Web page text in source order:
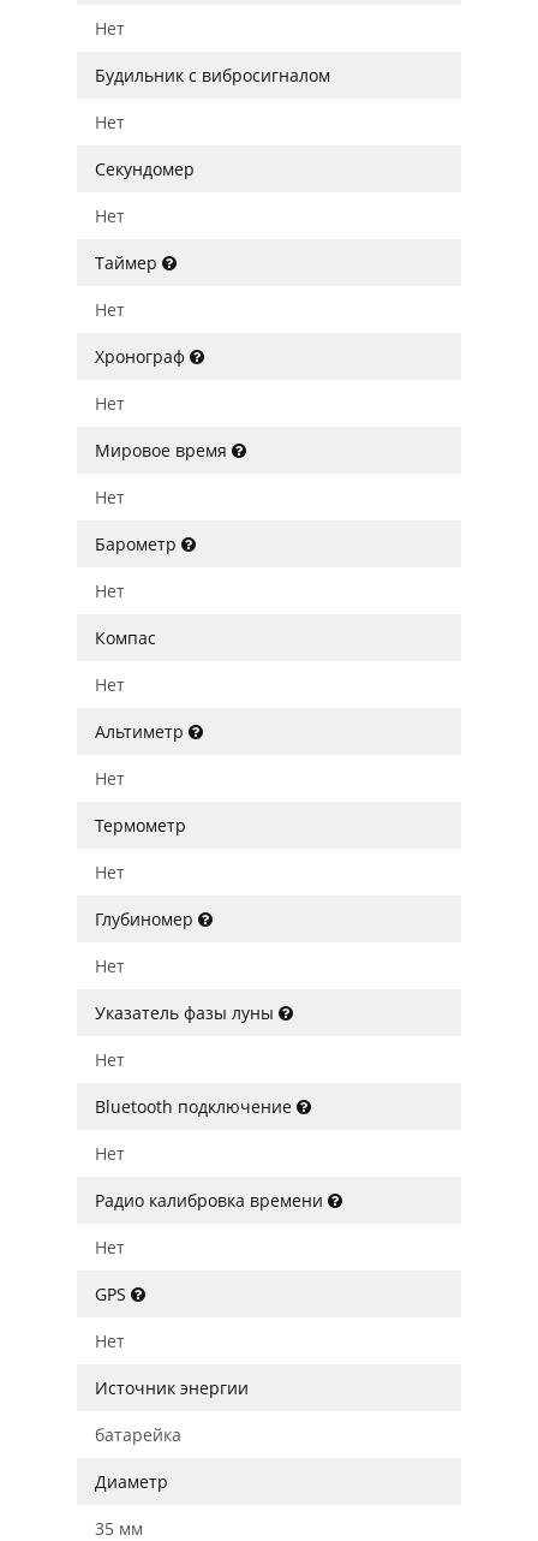
Нет
Будильник с вибросигналом
Нет
Секундомер
Нет
Таймер
Нет
Хронограф
Нет
Мировое время
Нет
Барометр
Нет
Компас
Нет
Альтиметр
Нет
Термометр
Нет
Глубиномер
Нет
Указатель фазы луны
Нет
Bluetooth подключение
Нет
Радио калибровка времени
Нет
GPS
Нет
Источник энергии
батарейка
Диаметр
35 мм